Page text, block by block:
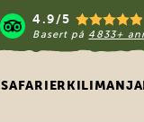
4.9/5
Basert på 4833+
SAFARIER